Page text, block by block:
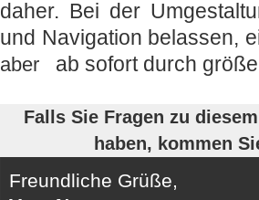
daher. Bei der
und Navigation belassen,
aber ab sofort durch
Falls Sie Fragen zu
haben, kommen
Freundliche Grüße,